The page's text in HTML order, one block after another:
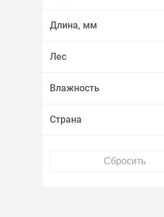
Длина, мм
Лес
Влажность
Страна